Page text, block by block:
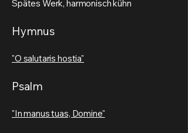
Spätes Werk, harmonisch kühn
Hymnus
"O salutaris hostia"
Psalm
"In manus tuas, Domine"